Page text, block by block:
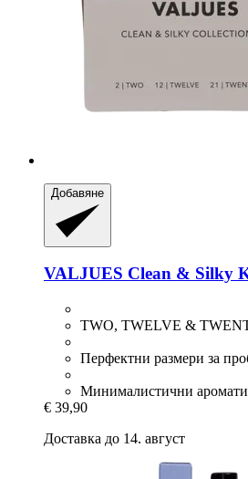
Добавяне
VALJUES Clean & Silky
TWO, TWELVE &
Перфектни размери за
Минималистични аромати
€ 39,90
Доставка до 14. август